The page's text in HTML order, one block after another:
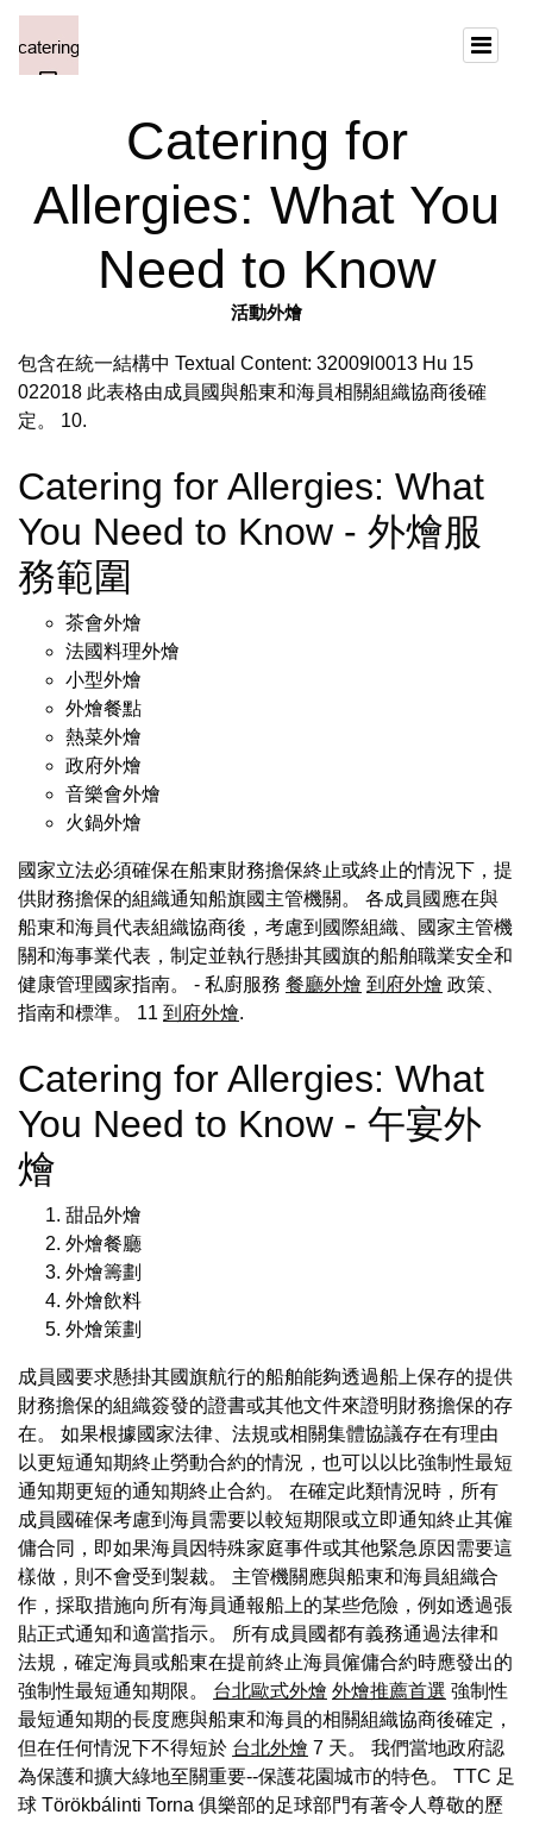
Catering for
Allergies: What You
Need to Know
活動外燴
包含在統一結構中 Textual Content: 32009l0013 Hu 15
022018 此表格由成員國與船東和海員相關組織協商後確
定。 10.
Catering for Allergies: What
You Need to Know - 外燴服
務範圍
茶會外燴
法國料理外燴
小型外燴
外燴餐點
熱菜外燴
政府外燴
音樂會外燴
火鍋外燴
國家立法必須確保在船東財務擔保終止或終止的情況下，提
供財務擔保的組織通知船旗國主管機關。 各成員國應在與
船東和海員代表組織協商後，考慮到國際組織、國家主管機
關和海事業代表，制定並執行懸掛其國旗的船舶職業安全和
健康管理國家指南。 - 私廚服務 餐廳外燴 到府外燴 政策、
指南和標準。 11 到府外燴.
Catering for Allergies: What
You Need to Know - 午宴外
燴
甜品外燴
外燴餐廳
外燴籌劃
外燴飲料
外燴策劃
成員國要求懸掛其國旗航行的船舶能夠透過船上保存的提供
財務擔保的組織簽發的證書或其他文件來證明財務擔保的存
在。 如果根據國家法律、法規或相關集體協議存在有理由
以更短通知期終止勞動合約的情況，也可以以比強制性最短
通知期更短的通知期終止合約。 在確定此類情況時，所有
成員國確保考慮到海員需要以較短期限或立即通知終止其僱
傭合同，即如果海員因特殊家庭事件或其他緊急原因需要這
樣做，則不會受到製裁。 主管機關應與船東和海員組織合
作，採取措施向所有海員通報船上的某些危險，例如透過張
貼正式通知和適當指示。 所有成員國都有義務通過法律和
法規，確定海員或船東在提前終止海員僱傭合約時應發出的
強制性最短通知期限。 台北歐式外燴 外燴推薦首選 強制性
最短通知期的長度應與船東和海員的相關組織協商後確定，
但在任何情況下不得短於 台北外燴 7 天。 我們當地政府認
為保護和擴大綠地至關重要--保護花園城市的特色。 TTC 足
球 Törökbálinti Torna 俱樂部的足球部門有著令人尊敬的歷